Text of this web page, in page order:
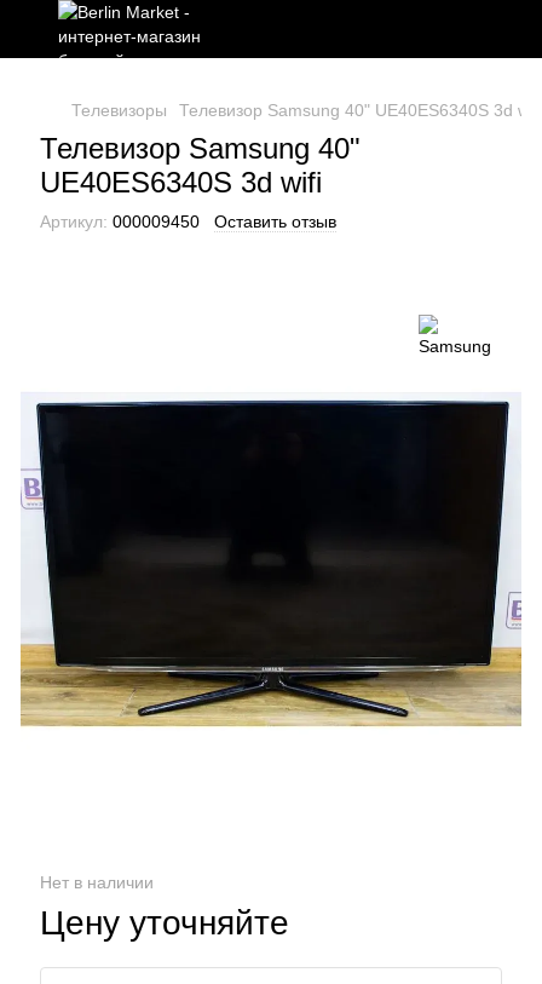
Телевизоры Телевизор Samsung 40" UE40ES6340S 3d wifi
Телевизор Samsung 40"
UE40ES6340S 3d wifi
Артикул: 000009450 Оставить отзыв
Нет в наличии
Цену уточняйте